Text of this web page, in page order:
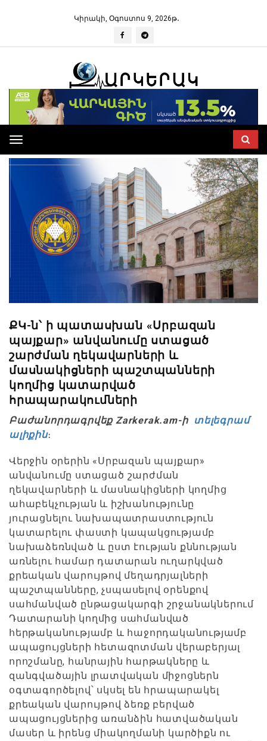
Կիրակի, Օգոստոս 9, 2026թ․
Toggle
navigation
ՔԿ-ն՝ ի պատասխան «Սրբազան
պայքար» անվանումը ստացած
շարժման ղեկավարների և
մասնակիցների պաշտպանների
կողմից կատարված
հրապարակումների
Բաժանորդագրվեք Zarkerak.am-ի տելեգրամ
ալիքին։
Վերջին օրերին «Սրբազան պայքար»
անվանումը ստացած շարժման
ղեկավարների և մասնակիցների կողմից
ահաբեկչության և իշխանությունը
յուրացնելու նախապատրաստություն
կատարելու փաստի կապակցությամբ
նախաձեռնված և ըստ էության քննության
առնելու համար դատարան ուղարկված
քրեական վարույթով մեղադրյալների
պաշտպանները, չսպասելով օրենքով
սահմանված ընթացակարգի շրջանակներում
Դատարանի կողմից սահմանված
հերթականությամբ և հաջորդականությամբ
ապացույցների հետազոտման վերաբերյալ
որոշմանը, հանրային հարթակները և
զանգվածային լրատվական միջոցներն
օգտագործելով՝ սկսել են հրապարակել
քրեական վարույթով ձեռք բերված
ապացույցներից առանձին հատվածական
մասեր և իրենց միակողմանի կարծիքն ու